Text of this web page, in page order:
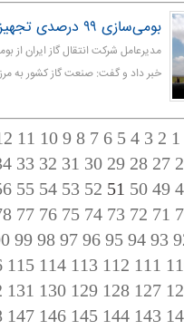
بومی‌سازی ۹۹‌ درصدی تجهیزات انتقال گاز کشور
خبر داد و گفت: صنعت گاز کشور به
1
2
3
4
5
6
7
8
9
10
11
27
28
29
30
31
32
33
49
50
52
53
54
55
71
72
73
74
75
76
77
93
94
95
96
97
98
99
111
112
113
114
115
127
128
129
130
131
143
144
145
146
147